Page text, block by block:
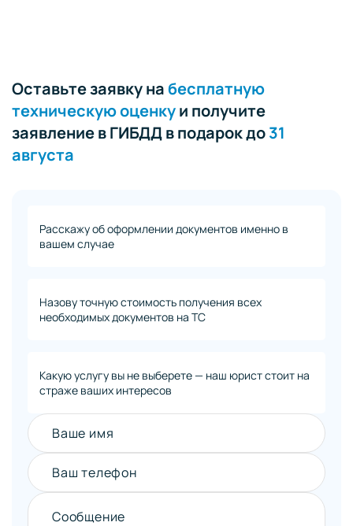
Оставьте заявку набесплатную
техническую оценкуи получите
заявление в ГИБДД в подарок до31
августа
Расскажу об оформлении документов именно в
вашем случае
Назову точную стоимость получения всех
необходимых документов на ТС
Какую услугу вы не выберете — наш юрист стоит на
страже ваших интересов
Ваше имя
Ваш телефон
Сообщение